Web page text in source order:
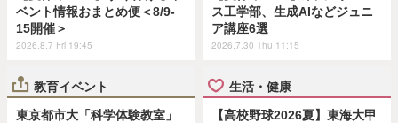
ベント情報おまとめ便＜8/9-
15開催＞
2026.8.7 Fri 19:45
ス工学部、生成AIなどジュニ
ア講座6選
2026.7.30 Thu 11:15
教育イベント
東京都市大「科学体験教室」
生活・健康
【高校野球2026夏】東海大甲